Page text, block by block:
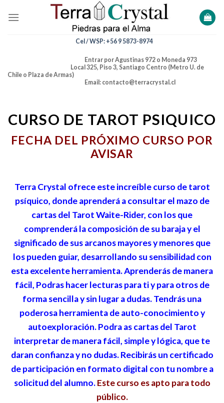
Cel / WSP: +56 9 5873-8974
Entrar por Agustinas 972 o Moneda 973
Local 325, Piso 3, Santiago Centro (Metro U. de
Chile o Plaza de Armas)
Email: contacto@terracrystal.cl
CURSO DE TAROT PSIQUICO
FECHA DEL PRÓXIMO CURSO POR
AVISAR
Terra Crystal ofrece este increíble curso de tarot
psíquico, donde aprenderá a consultar el mazo de
cartas del Tarot Waite-Rider, con los que
comprenderá la composición de su baraja y el
significado de sus arcanos mayores y menores que
los pueden guiar, desarrollando su sensibilidad con
esta excelente herramienta. Aprenderás de manera
fácil, Podras hacer lecturas para ti y para otros de
forma sencilla y sin lugar a dudas. Tendrás una
poderosa herramienta de auto-conocimiento y
autoexploración. Podra as cartas del Tarot
interpretar de manera fácil, simple y lógica, que te
daran confianza y no dudas. Recibirás un certificado
de participación en formato digital con tu nombre a
solicitud del alumno.Este curso es apto para todo
público.